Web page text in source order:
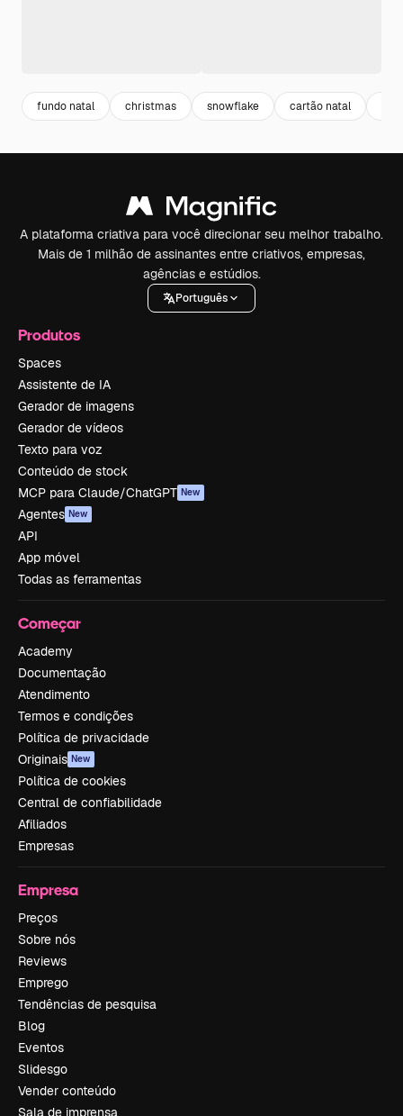
fundo natal christmas snowflake cartão natal
A plataforma criativa para você direcionar seu melhor trabalho.
Mais de 1 milhão de assinantes entre criativos, empresas,
agências e estúdios.
Português
Produtos
Spaces
Assistente de IA
Gerador de imagens
Gerador de vídeos
Texto para voz
Conteúdo de stock
MCP para Claude/ChatGPT New
Agentes New
API
App móvel
Todas as ferramentas
Começar
Academy
Documentação
Atendimento
Termos e condições
Política de privacidade
Originais New
Política de cookies
Central de confiabilidade
Afiliados
Empresas
Empresa
Preços
Sobre nós
Reviews
Emprego
Tendências de pesquisa
Blog
Eventos
Slidesgo
Vender conteúdo
Sala de imprensa